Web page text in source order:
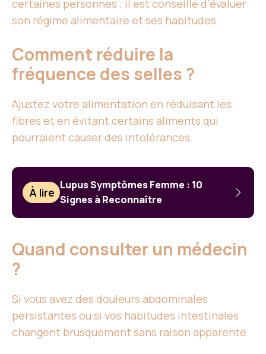
certaines personnes ; il est conseillé d’évaluer
son régime alimentaire et ses habitudes.
Comment réduire la
fréquence des selles ?
Ajustez votre alimentation en réduisant les
fibres et en évitant certains aliments qui
pourraient causer des intolérances.
À lire
Lupus Symptômes Femme : 10
Signes à Reconnaître
Quand consulter un médecin
?
Si vous avez des douleurs abdominales
persistantes ou si vos habitudes intestinales
changent brusquement sans raison apparente.